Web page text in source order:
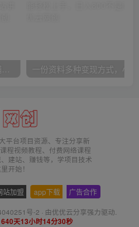
平台项目资源、专注分享新
程视频教程、付费网络课程
建站、赚钱等，学项目技术
开始！
站加盟 app下载 广告合作
号-2 · 由优优云分享强力驱动.
天13小时14分30秒